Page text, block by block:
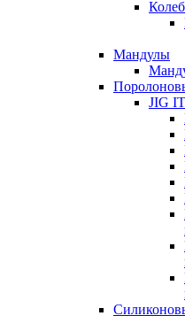
Мандулы
JIG IT